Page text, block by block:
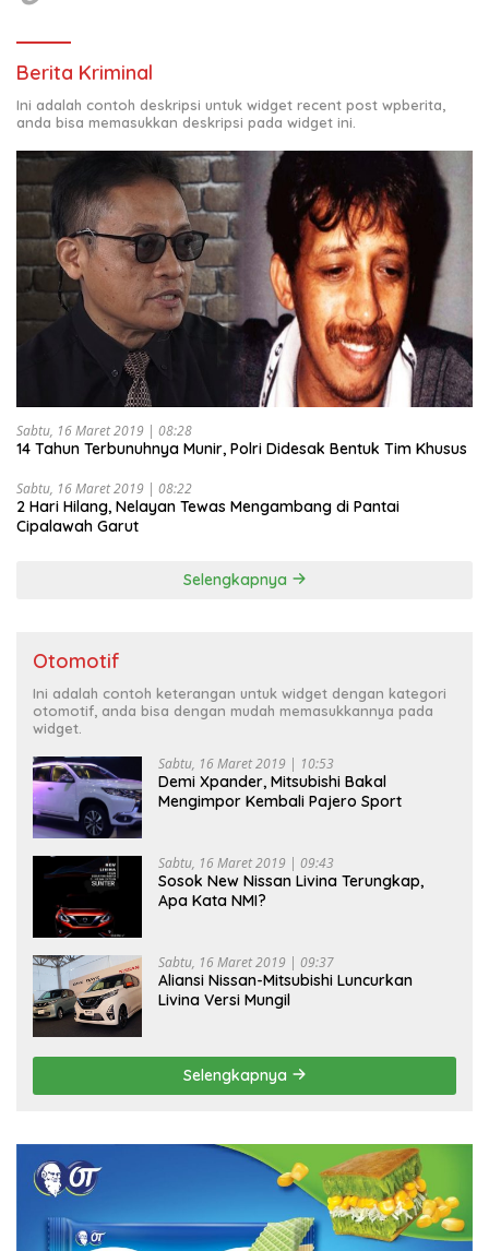
Berita Kriminal
Ini adalah contoh deskripsi untuk widget recent post wpberita,
anda bisa memasukkan deskripsi pada widget ini.
Sabtu, 16 Maret 2019 | 08:28
14 Tahun Terbunuhnya Munir, Polri Didesak Bentuk Tim Khusus
Sabtu, 16 Maret 2019 | 08:22
2 Hari Hilang, Nelayan Tewas Mengambang di Pantai
Cipalawah Garut
Selengkapnya
Otomotif
Ini adalah contoh keterangan untuk widget dengan kategori
otomotif, anda bisa dengan mudah memasukkannya pada
widget.
Sabtu, 16 Maret 2019 | 10:53
Demi Xpander, Mitsubishi Bakal
Mengimpor Kembali Pajero Sport
Sabtu, 16 Maret 2019 | 09:43
Sosok New Nissan Livina Terungkap,
Apa Kata NMI?
Sabtu, 16 Maret 2019 | 09:37
Aliansi Nissan-Mitsubishi Luncurkan
Livina Versi Mungil
Selengkapnya